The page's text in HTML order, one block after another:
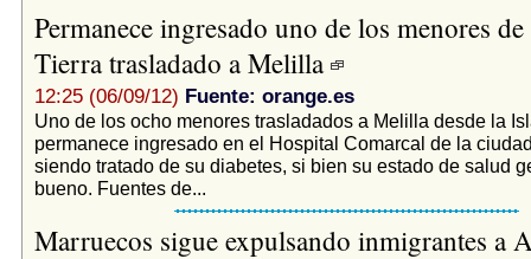
Permanece ingresado uno de los menores
Tierra trasladado a Melilla
12:25 (06/09/12) Fuente: orange.es
Uno de los ocho menores trasladados a Melilla desde la
permanece ingresado en el Hospital Comarcal de la
siendo tratado de su diabetes, si bien su estado de salud
bueno. Fuentes de...
Marruecos sigue expulsando inmigrantes a